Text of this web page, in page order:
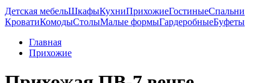
Детская мебельШкафыКухниПрихожиеГостиныеСпальни
КроватиКомодыСтолыМалые формыГардеробныеБуфеты
Главная
Прихожие